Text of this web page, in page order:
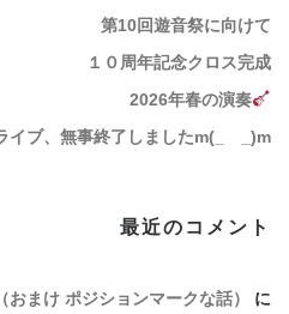
第10回遊音祭に向けて
１０周年記念クロス完成
2026年春の演奏
イブ、無事終了しましたm(_ _)m
最近のコメント
（おまけ ポジションマークな話）
に